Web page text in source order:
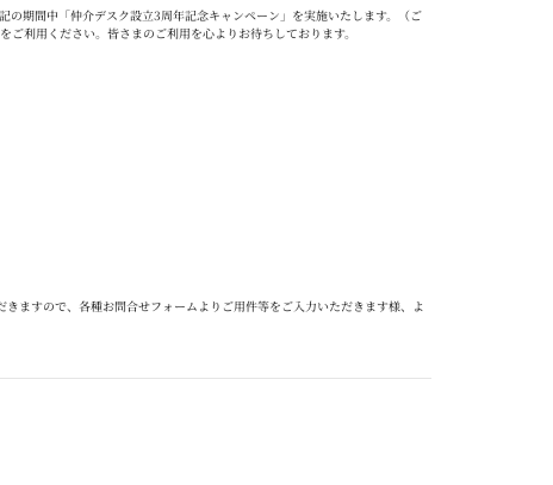
の期間中「仲介デスク設立3周年記念キャンペーン」を実施いたします。（ご
ご利用ください。 皆さまのご利用を心よりお待ちしております。
きますので、各種お問合せフォームよりご用件等をご入力いただきます様、よ